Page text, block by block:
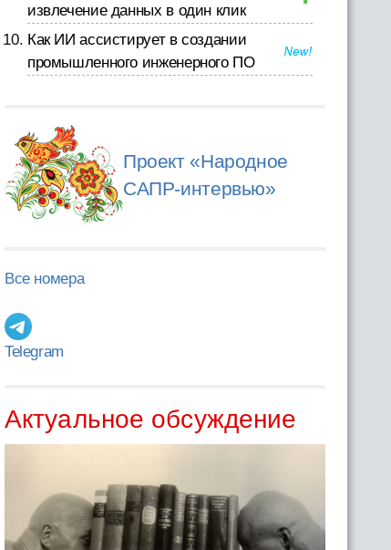
извлечение данных в один клик
Как ИИ ассистирует в создании
промышленного инженерного ПО
Проект «Народное
САПР-интервью»
Все номера
Telegram
Актуальное обсуждение